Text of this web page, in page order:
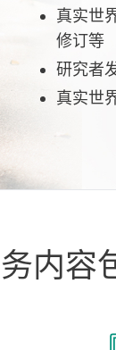
真实世
修订等
研究者
真实世
内容